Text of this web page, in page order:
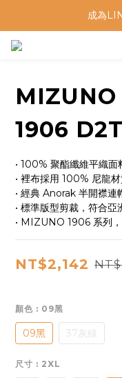
成為
MIZUNO
1906
• 100% 聚酯纖維平織面
• 裡布採用 100% 尼龍
• 經典 Anorak 半開襟連
• 標準版型剪裁，符合亞
• MIZUNO 1906 系列
NT$2,142
顏色 : 09黑
09黑 37灰綠
尺寸 : 2XL